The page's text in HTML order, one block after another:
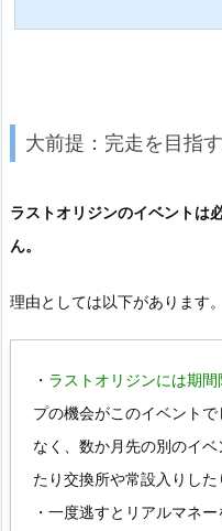
大前提：完走を目指
ラストオリジンのイベントは
ん。
理由としては以下があります。
・ ラストオリジンには期間
プの機会がこのイベント
なく、数か月先の別のイ
たり交換所や常設入りした
・一度逃すとリアルマネ